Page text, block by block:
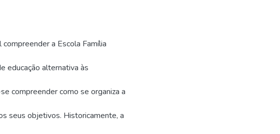
a Escola Família
educação alternativa às
compreender como se organiza a
seus objetivos. Historicamente, a